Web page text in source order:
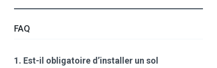
FAQ
1. Est-il obligatoire d’installer un sol